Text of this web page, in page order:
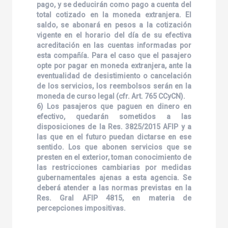
pago, y se deducirán como pago a cuenta del
total cotizado en la moneda extranjera. El
saldo, se abonará en pesos a la cotización
vigente en el horario del día de su efectiva
acreditación en las cuentas informadas por
esta compañía. Para el caso que el pasajero
opte por pagar en moneda extranjera, ante la
eventualidad de desistimiento o cancelación
de los servicios, los reembolsos serán en la
moneda de curso legal (cfr. Art. 765 CCyCN).
6) Los pasajeros que paguen en dinero en
efectivo, quedarán sometidos a las
disposiciones de la Res. 3825/2015 AFIP y a
las que en el futuro puedan dictarse en ese
sentido. Los que abonen servicios que se
presten en el exterior, toman conocimiento de
las restricciones cambiarias por medidas
gubernamentales ajenas a esta agencia. Se
deberá atender a las normas previstas en la
Res. Gral AFIP 4815, en materia de
percepciones impositivas.